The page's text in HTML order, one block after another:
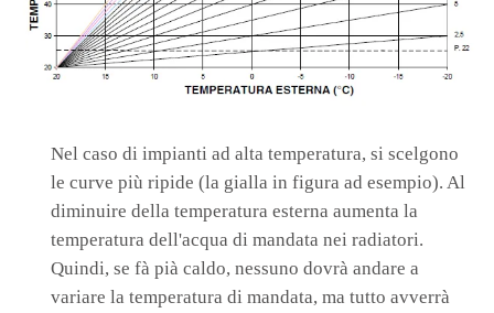
Nel caso di impianti ad alta temperatura, si scelgono
le curve più ripide (la gialla in figura ad esempio). Al
diminuire della temperatura esterna aumenta la
temperatura dell'acqua di mandata nei radiatori.
Quindi, se fà pià caldo, nessuno dovrà andare a
variare la temperatura di mandata, ma tutto avverrà